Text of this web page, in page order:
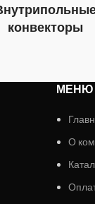
конвекторы
МЕНЮ
О